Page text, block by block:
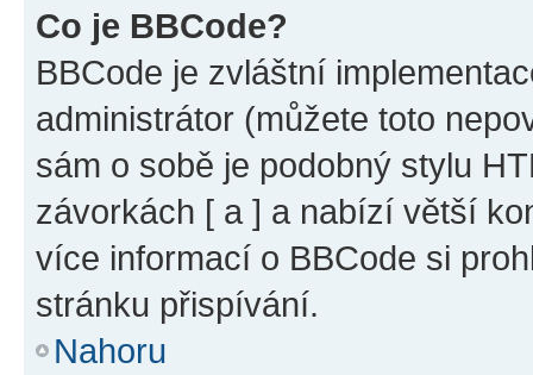
Co je BBCode?
BBCode je zvláštní
administrátor (můžete toto
sám o sobě je podobný stylu
závorkách [ a ] a nabízí větší
více informací o BBCode si
stránku přispívání.
Nahoru